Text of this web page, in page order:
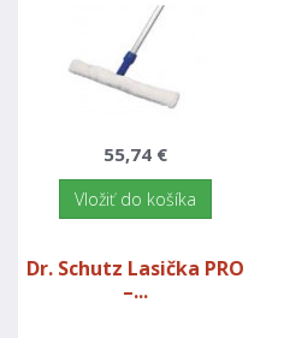
55,74 €
Vložiť do košíka
Dr. Schutz Lasička PRO
–...